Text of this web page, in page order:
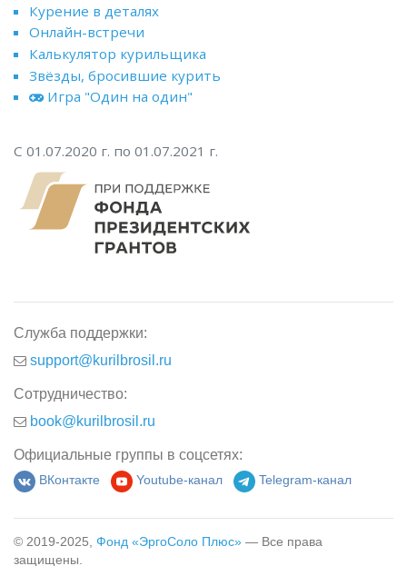
Курение в деталях
Онлайн-встречи
Калькулятор курильщика
Звёзды, бросившие курить
Игра "Один на один"
С 01.07.2020 г. по 01.07.2021 г.
Служба поддержки:
support@kurilbrosil.ru
Сотрудничество:
book@kurilbrosil.ru
Официальные группы в соцсетях:
ВКонтакте Youtube-канал Telegram-канал
© 2019-2025, Фонд «ЭргоСоло Плюс» — Все права
защищены.